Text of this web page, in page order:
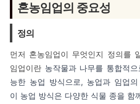
혼농임업의 중요성
정의
먼저 혼농임업이 무엇인지 정의를
임업이란 농작물과 나무를 통합적
능한 농업 방식으로, 농업과 임업
이 농업 방식은 다양한 식물 종을 함